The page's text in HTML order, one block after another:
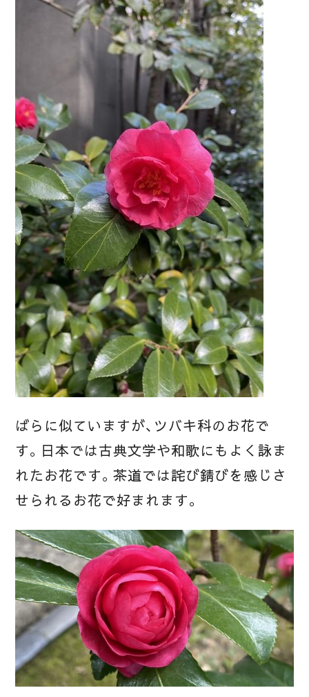
ばらに似ていますが、ツバキ科のお花で
す。日本では古典文学や和歌にもよく詠ま
れたお花です。茶道では詫び錆びを感じさ
せられるお花で好まれます。